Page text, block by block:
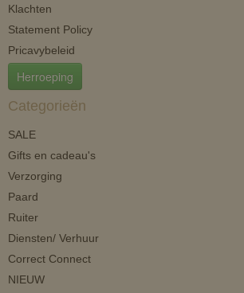
Klachten
Statement Policy
Pricavybeleid
Herroeping
Categorieën
SALE
Gifts en cadeau's
Verzorging
Paard
Ruiter
Diensten/ Verhuur
Correct Connect
NIEUW